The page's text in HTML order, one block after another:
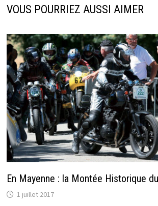
VOUS POURRIEZ AUSSI AIMER
En Mayenne : la Montée Historique
1 juillet 2017